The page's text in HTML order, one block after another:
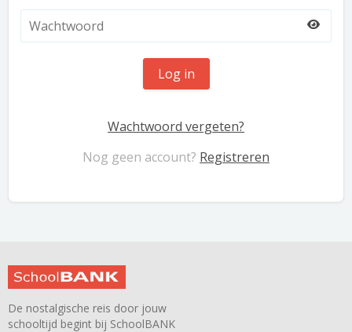
Log in
Wachtwoord vergeten?
Nog geen account? Registreren
De nostalgische reis door jouw
schooltijd begint bij SchoolBANK